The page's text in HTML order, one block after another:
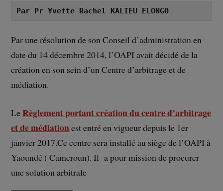
Par Pr Yvette Rachel KALIEU ELONGO
Par une résolution de son Conseil d’administration en
date du 14 décembre 2014, l’OAPI avait décidé de la
création en son sein d’un Centre d’arbitrage et de
médiation.
LeRèglement portant création du centre d’arbitrage
et de médiationest entré en vigueur depuis le 1er
janvier 2017.Ce centre sera installé au siège de l’OAPI à
Yaoundé ( Cameroun). Il a pour mission de procurer
une solution arbitrale